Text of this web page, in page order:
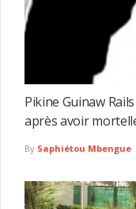
Pikine Guinaw
après avoir
By Saphiétou Mbengue